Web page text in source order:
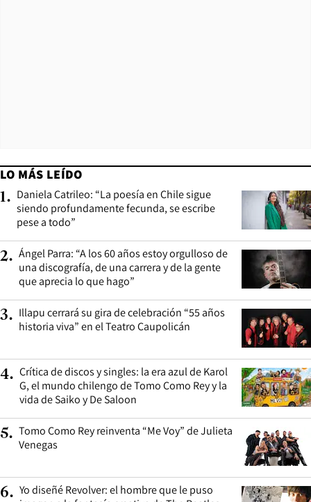
LO MÁS LEÍDO
1. Daniela Catrileo: “La poesía en Chile sigue
siendo profundamente fecunda, se escribe
pese a todo”
2. Ángel Parra: “A los 60 años estoy orgulloso de
una discografía, de una carrera y de la gente
que aprecia lo que hago”
3. Illapu cerrará su gira de celebración “55 años
historia viva” en el Teatro Caupolicán
4. Crítica de discos y singles: la era azul de Karol
G, el mundo chilengo de Tomo Como Rey y la
vida de Saiko y De Saloon
5. Tomo Como Rey reinventa “Me Voy” de Julieta
Venegas
6. Yo diseñé Revolver: el hombre que le puso